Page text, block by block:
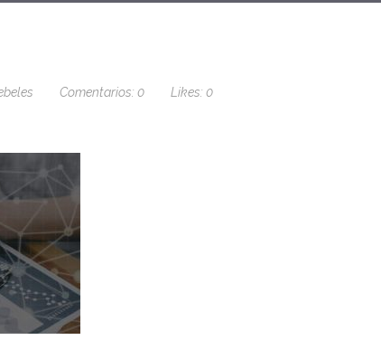
Comentarios: 0 Likes: 0